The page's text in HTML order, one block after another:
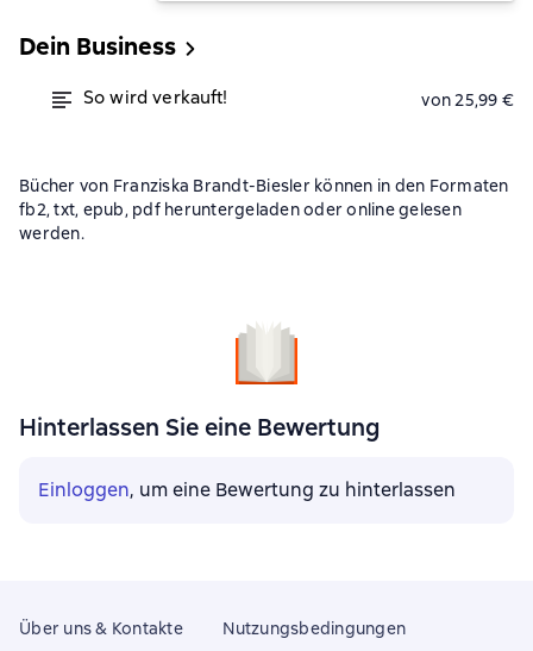
Dein Business
So wird verkauft! von 25,99 €
Bücher von Franziska Brandt-Biesler können in den Formaten
fb2, txt, epub, pdf heruntergeladen oder online gelesen
werden.
Hinterlassen Sie eine Bewertung
Einloggen, um eine Bewertung zu hinterlassen
Über uns & Kontakte Nutzungsbedingungen